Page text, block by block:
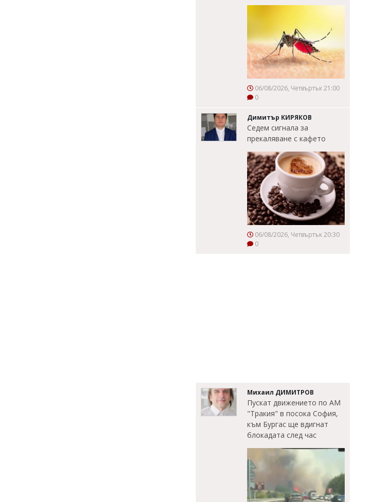
06/08/2026, Четвъртък 21:00
0
Димитър КИРЯКОВ
Седем сигнала за
прекаляване с кафето
06/08/2026, Четвъртък 20:30
0
Михаил ДИМИТРОВ
Пускат движението по АМ
"Тракия" в посока София,
към Бургас ще вдигнат
блокадата след час